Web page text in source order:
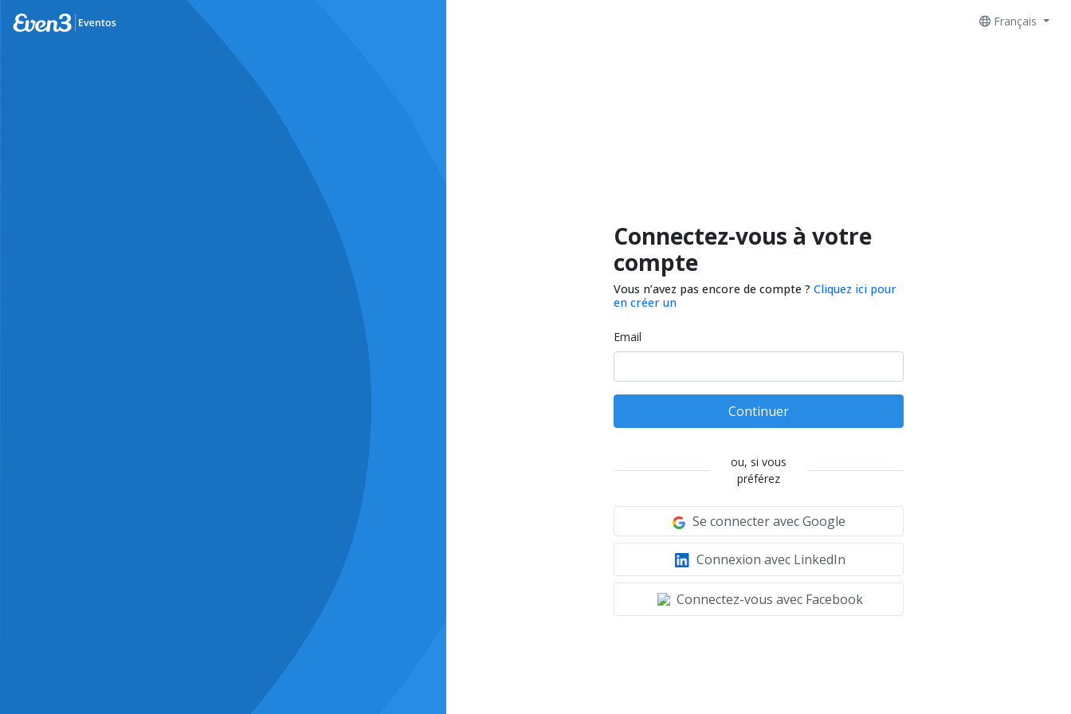
Français
Connectez-vous à votre
compte
Vous n’avez pas encore de compte ? Cliquez ici pour
en créer un
Email
Continuer
ou, si vous
préférez
Se connecter avec Google
Connexion avec LinkedIn
Connectez-vous avec Facebook